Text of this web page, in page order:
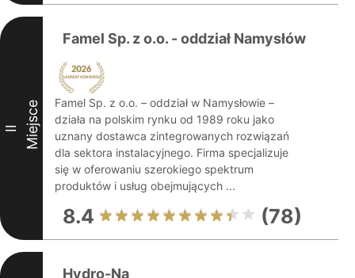
II Miejsce
Famel Sp. z o.o. - oddział Namysłów
Famel Sp. z o.o. – oddział w Namysłowie –
działa na polskim rynku od 1989 roku jako
uznany dostawca zintegrowanych rozwiązań
dla sektora instalacyjnego. Firma specjalizuje
się w oferowaniu szerokiego spektrum
produktów i usług obejmujących ...
8.4 (78)
Hydro-Na